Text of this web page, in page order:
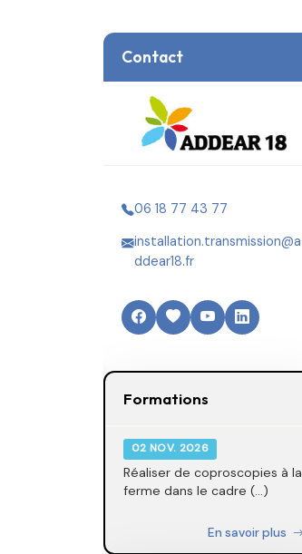
Contact
06 18 77 43 77
installation.transmission@a
ddear18.fr
Formations
02 NOV. 2026
Réaliser de coproscopies à la
ferme dans le cadre (...)
En savoir plus